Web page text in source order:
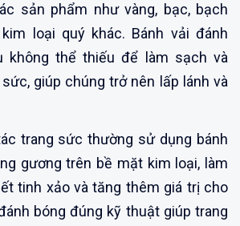
sản phẩm như vàng, bạc, bạch
loại quý khác. Bánh vải đánh
không thể thiếu để làm sạch và
giúp chúng trở nên lấp lánh và
trang sức thường sử dụng bánh
gương trên bề mặt kim loại, làm
tinh xảo và tăng thêm giá trị cho
bóng đúng kỹ thuật giúp trang